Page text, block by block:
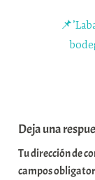
Deja una
Tu dirección de
campos